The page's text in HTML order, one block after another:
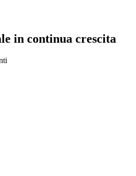
in continua crescita